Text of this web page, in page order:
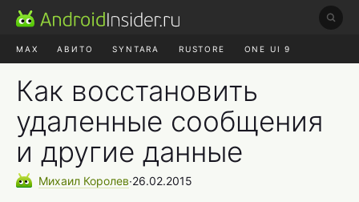
MAX АВИТО SYNTARA RUSTORE ONE UI 9
Как восстановить
удаленные сообщения
и другие данные
Михаил Королев∙26.02.2015